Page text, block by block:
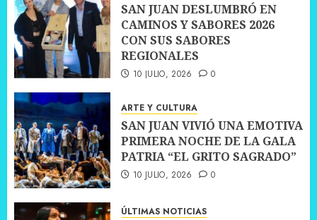
SAN JUAN DESLUMBRÓ EN
CAMINOS Y SABORES 2026
CON SUS SABORES
REGIONALES
10 JULIO, 2026 0
ARTE Y CULTURA
SAN JUAN VIVIÓ UNA EMOTIVA
PRIMERA NOCHE DE LA GALA
PATRIA “EL GRITO SAGRADO”
10 JULIO, 2026 0
ÚLTIMAS NOTICIAS